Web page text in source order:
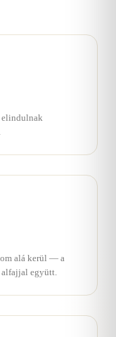
elindulnak
alá kerül — a
együtt.